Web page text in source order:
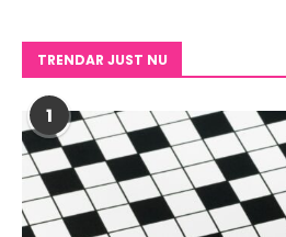
TRENDAR JUST NU
1